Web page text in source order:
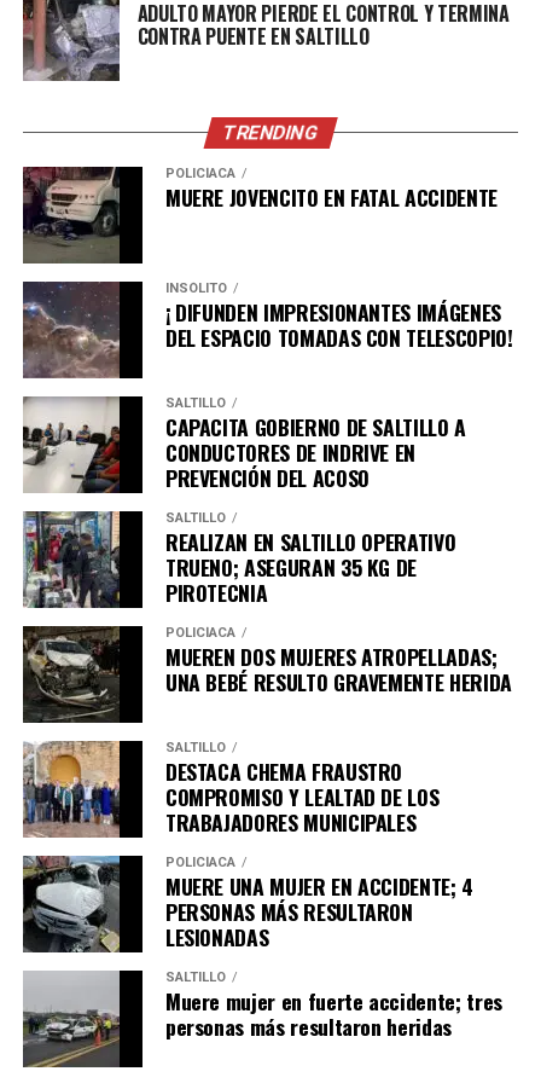
ADULTO MAYOR PIERDE EL CONTROL Y TERMINA
CONTRA PUENTE EN SALTILLO
TRENDING
POLICÍACA
MUERE JOVENCITO EN FATAL ACCIDENTE
INSÓLITO
¡ DIFUNDEN IMPRESIONANTES IMÁGENES
DEL ESPACIO TOMADAS CON TELESCOPIO!
SALTILLO
CAPACITA GOBIERNO DE SALTILLO A
CONDUCTORES DE INDRIVE EN
PREVENCIÓN DEL ACOSO
SALTILLO
REALIZAN EN SALTILLO OPERATIVO
TRUENO; ASEGURAN 35 KG DE
PIROTECNIA
POLICÍACA
MUEREN DOS MUJERES ATROPELLADAS;
UNA BEBÉ RESULTO GRAVEMENTE HERIDA
SALTILLO
DESTACA CHEMA FRAUSTRO
COMPROMISO Y LEALTAD DE LOS
TRABAJADORES MUNICIPALES
POLICÍACA
MUERE UNA MUJER EN ACCIDENTE; 4
PERSONAS MÁS RESULTARON
LESIONADAS
SALTILLO
Muere mujer en fuerte accidente; tres
personas más resultaron heridas